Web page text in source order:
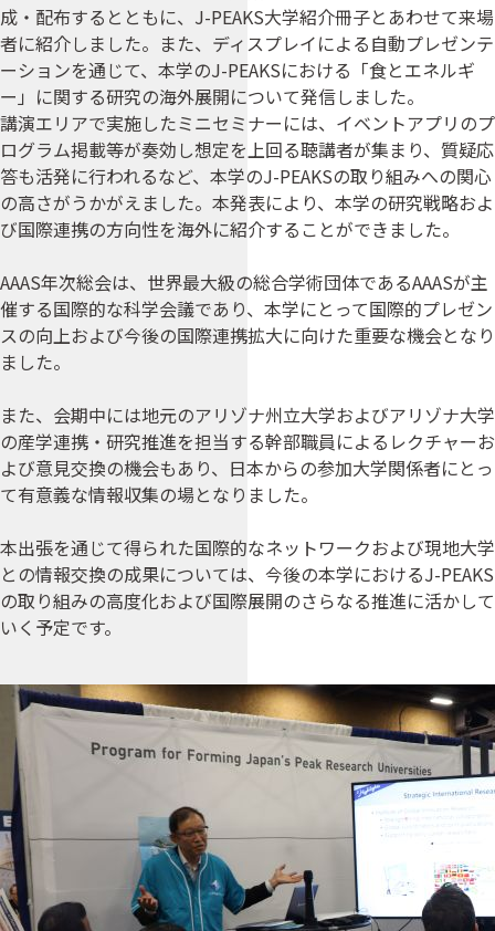
成・配布するとともに、J-PEAKS大学紹介冊子とあわせて来場
者に紹介しました。また、ディスプレイによる自動プレゼンテ
ーションを通じて、本学のJ-PEAKSにおける「食とエネルギ
ー」に関する研究の海外展開について発信しました。
講演エリアで実施したミニセミナーには、イベントアプリのプ
ログラム掲載等が奏効し想定を上回る聴講者が集まり、質疑応
答も活発に行われるなど、本学のJ-PEAKSの取り組みへの関心
の高さがうかがえました。本発表により、本学の研究戦略およ
び国際連携の方向性を海外に紹介することができました。
AAAS年次総会は、世界最大級の総合学術団体であるAAASが主
催する国際的な科学会議であり、本学にとって国際的プレゼン
スの向上および今後の国際連携拡大に向けた重要な機会となり
ました。
また、会期中には地元のアリゾナ州立大学およびアリゾナ大学
の産学連携・研究推進を担当する幹部職員によるレクチャーお
よび意見交換の機会もあり、日本からの参加大学関係者にとっ
て有意義な情報収集の場となりました。
本出張を通じて得られた国際的なネットワークおよび現地大学
との情報交換の成果については、今後の本学におけるJ-PEAKS
の取り組みの高度化および国際展開のさらなる推進に活かして
いく予定です。